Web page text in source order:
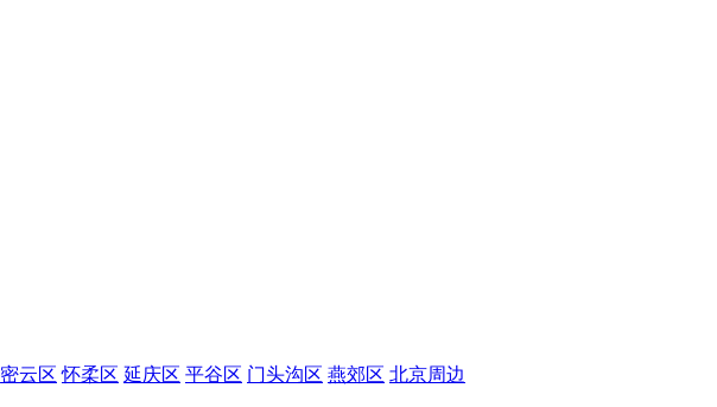
密云区 怀柔区 延庆区 平谷区 门头沟区 燕郊区 北京周边